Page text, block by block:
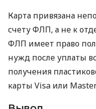
Карта привязана
счету ФЛП, а не к
ФЛП имеет право
нужд после уплаты
получения
карты Visa или